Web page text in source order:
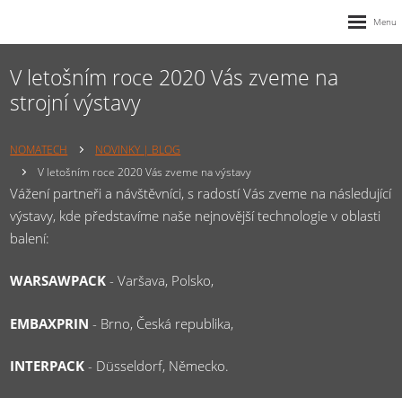
V letošním roce 2020 Vás zveme na
strojní výstavy
NOMATECH
NOVINKY | BLOG
V letošním roce 2020 Vás zveme na výstavy
Vážení partneři a návštěvníci, s radostí Vás zveme na následující
výstavy, kde představíme naše nejnovější technologie v oblasti
balení:
WARSAWPACK - Varšava, Polsko,
EMBAXPRIN - Brno, Česká republika,
INTERPACK - Düsseldorf, Německo.